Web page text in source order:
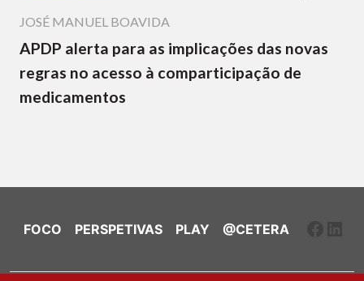
JOSÉ MANUEL BOAVIDA
APDP alerta para as implicações das novas
regras no acesso à comparticipação de
medicamentos
FOCO PERSPETIVAS PLAY @CETERA